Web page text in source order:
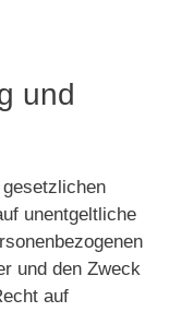
und
unentgeltliche
und den Zweck
auf